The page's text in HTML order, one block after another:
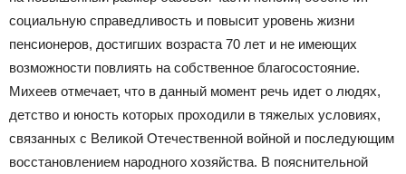
социальную справедливость и повысит уровень жизни
пенсионеров, достигших возраста 70 лет и не имеющих
возможности повлиять на собственное благосостояние.
Михеев отмечает, что в данный момент речь идет о людях,
детство и юность которых проходили в тяжелых условиях,
связанных с Великой Отечественной войной и последующим
восстановлением народного хозяйства. В пояснительной